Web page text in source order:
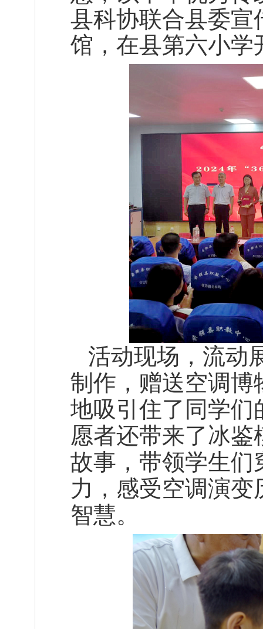
县科协联合县委宣
馆，在县第六小学
活动现场，流动
制作，赠送空调博
地吸引住了同学们
愿者还带来了冰
故事，带领学生们
力，感受空调演
智慧。